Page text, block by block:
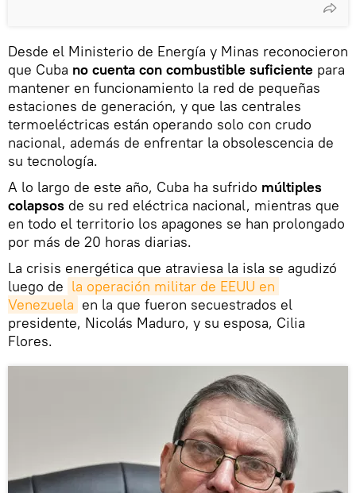
Desde el Ministerio de Energía y Minas reconocieron
que Cuba no cuenta con combustible suficiente para
mantener en funcionamiento la red de pequeñas
estaciones de generación, y que las centrales
termoeléctricas están operando solo con crudo
nacional, además de enfrentar la obsolescencia de
su tecnología.
A lo largo de este año, Cuba ha sufrido múltiples
colapsos de su red eléctrica nacional, mientras que
en todo el territorio los apagones se han prolongado
por más de 20 horas diarias.
La crisis energética que atraviesa la isla se agudizó
luego de la operación militar de EEUU en
Venezuela en la que fueron secuestrados el
presidente, Nicolás Maduro, y su esposa, Cilia
Flores.